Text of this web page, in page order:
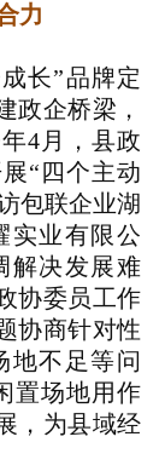
力
长”品牌定
政企桥梁，
4月，县政
“四个主动
包联企业湖
实业有限公
解决发展难
协委员工作
协商针对性
地不足等问
置场地用作
，为县域经